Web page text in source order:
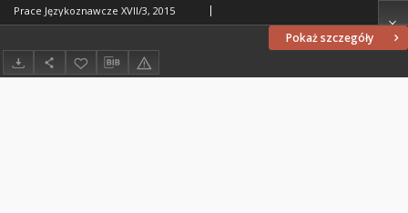
Pokaż szczegóły
Prace Językoznawcze XVII/3, 2015